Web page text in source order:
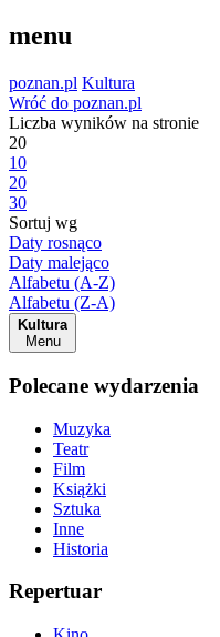
menu
poznan.pl Kultura
Wróć do poznan.pl
Liczba wyników na stronie
20
10
20
30
Sortuj wg
Daty rosnąco
Daty malejąco
Alfabetu (A-Z)
Alfabetu (Z-A)
Kultura
Menu
Polecane wydarzenia
Muzyka
Teatr
Film
Książki
Sztuka
Inne
Historia
Repertuar